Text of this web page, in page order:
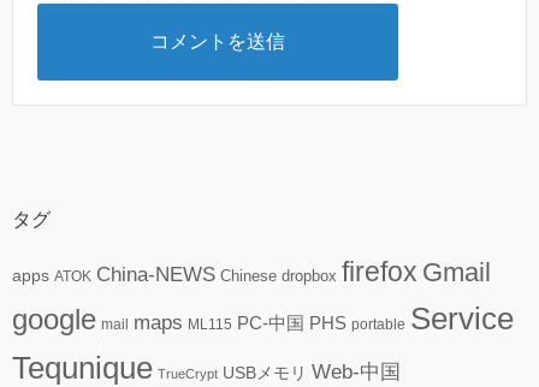
タグ
apps ATOK China-NEWS Chinese dropbox firefox Gmail
google mail maps ML115 PC-中国 PHS portable Service
Tequnique TrueCrypt USBメモリ Web-中国